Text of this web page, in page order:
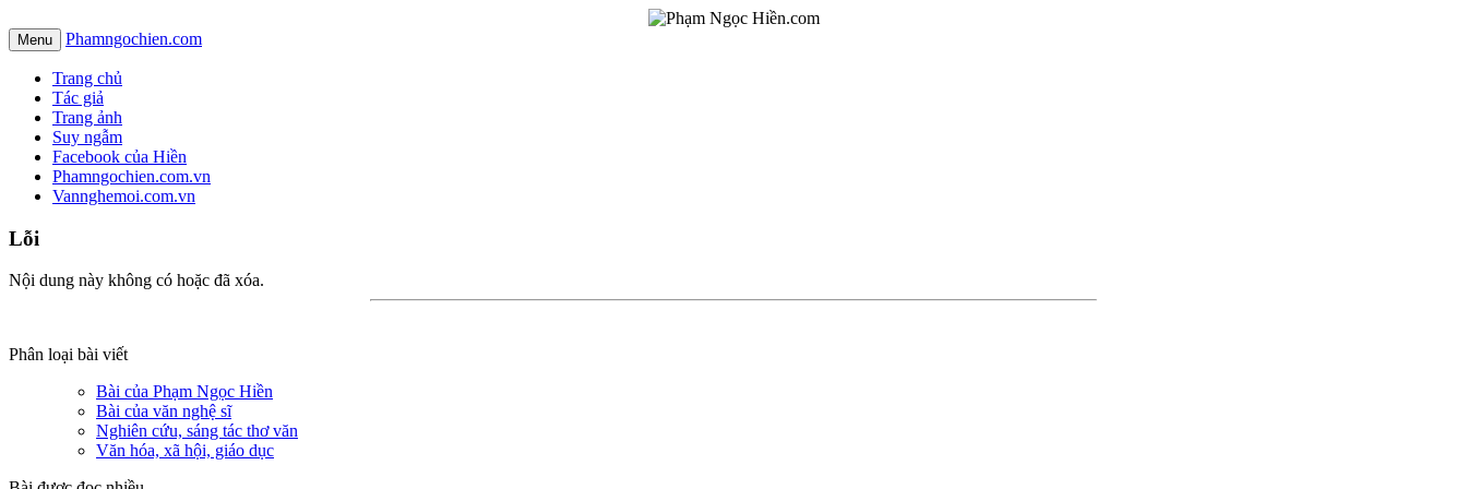
Menu Phamngochien.com
Trang chủ
Tác giả
Trang ảnh
Suy ngẫm
Facebook của Hiền
Phamngochien.com.vn
Vannghemoi.com.vn
Lỗi
Nội dung này không có hoặc đã xóa.
Phân loại bài viết
Bài của Phạm Ngọc Hiền
Bài của văn nghệ sĩ
Nghiên cứu, sáng tác thơ văn
Văn hóa, xã hội, giáo dục